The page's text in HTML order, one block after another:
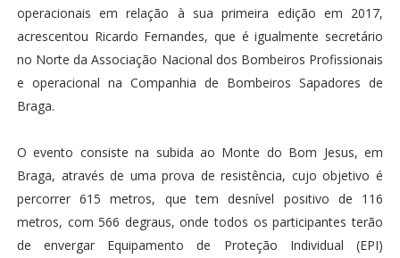
operacionais em relação à sua primeira edição em 2017,
acrescentou Ricardo Fernandes, que é igualmente secretário
no Norte da Associação Nacional dos Bombeiros Profissionais
e operacional na Companhia de Bombeiros Sapadores de
Braga.
O evento consiste na subida ao Monte do Bom Jesus, em
Braga, através de uma prova de resistência, cujo objetivo é
percorrer 615 metros, que tem desnível positivo de 116
metros, com 566 degraus, onde todos os participantes terão
de envergar Equipamento de Proteção Individual (EPI)